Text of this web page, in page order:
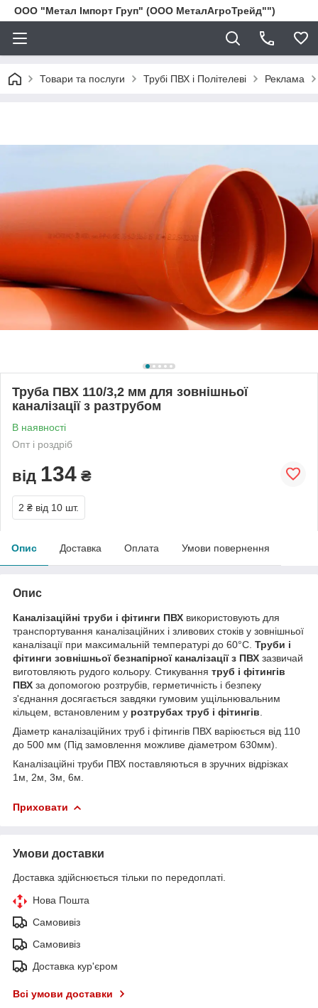
ООО "Метал Імпорт Груп" (ООО МеталАгроТрейд"")
Товари та послуги Трубі ПВХ і Політелеві Реклама
Труба ПВХ 110/3,2 мм для зовнішньої
каналізації з разтрубом
В наявності
Опт і роздріб
від 134 ₴
2 ₴ від 10 шт.
Опис Доставка Оплата Умови повернення
Опис
Каналізаційні труби і фітинги ПВХ використовують для
транспортування каналізаційних і зливових стоків у зовнішньої
каналізації при максимальній температурі до 60°С. Труби і
фітинги зовнішньої безнапірної каналізації з ПВХ зазвичай
виготовляють рудого кольору. Стикування труб і фітингів
ПВХ за допомогою розтрубів, герметичність і безпеку
з'єднання досягається завдяки гумовим ущільнювальним
кільцем, встановленим у розтрубах труб і фітингів
Діаметр каналізаційних труб і фітингів ПВХ варіюється від 110
до 500 мм (Під замовлення можливе діаметром 630мм).
Каналізаційні труби ПВХ поставляються в зручних відрізках
1м, 2м, 3м, 6м.
Приховати
Умови доставки
Доставка здійснюється тільки по передоплаті.
Нова Пошта
Самовивіз
Самовивіз
Доставка кур'єром
Всі умови доставки